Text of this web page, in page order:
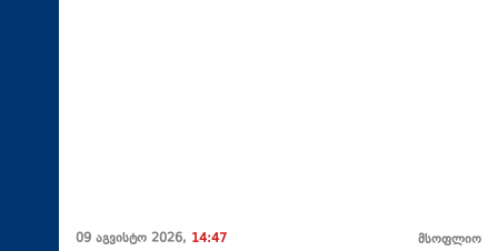
09 აგვისტო 2026, 14:47 მსოფლიო